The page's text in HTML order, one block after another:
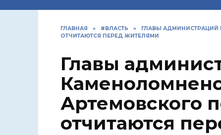
ГЛАВНАЯ » #ВЛАСТЬ »
ГЛАВЫ АДМИНИСТРАЦИЙ
ОТЧИТАЮТСЯ ПЕРЕД ЖИТЕЛЯМИ
Главы
Артемовского
отчитаются